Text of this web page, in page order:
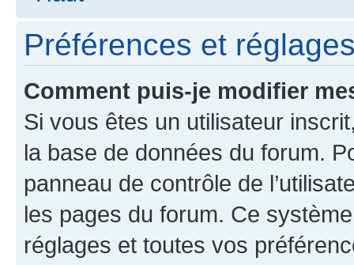
Préférences et
Comment puis-je modifier
Si vous êtes un utilisateur
la base de données du forum.
panneau de contrôle de
les pages du forum. Ce
réglages et toutes vos